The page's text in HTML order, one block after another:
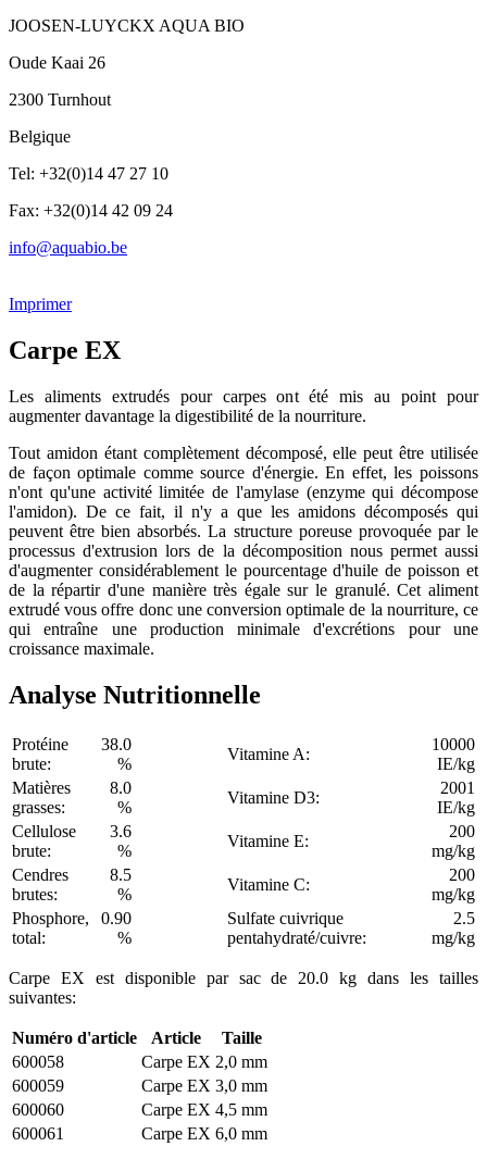
JOOSEN-LUYCKX AQUA BIO
Oude Kaai 26
2300 Turnhout
Belgique
Tel: +32(0)14 47 27 10
Fax: +32(0)14 42 09 24
info@aquabio.be
Imprimer
Carpe EX
Les aliments extrudés pour carpes ont été mis au point pour
augmenter davantage la digestibilité de la nourriture.
Tout amidon étant complètement décomposé, elle peut être utilisée
de façon optimale comme source d'énergie. En effet, les poissons
n'ont qu'une activité limitée de l'amylase (enzyme qui décompose
l'amidon). De ce fait, il n'y a que les amidons décomposés qui
peuvent être bien absorbés. La structure poreuse provoquée par le
processus d'extrusion lors de la décomposition nous permet aussi
d'augmenter considérablement le pourcentage d'huile de poisson et
de la répartir d'une manière très égale sur le granulé. Cet aliment
extrudé vous offre donc une conversion optimale de la nourriture, ce
qui entraîne une production minimale d'excrétions pour une
croissance maximale.
Analyse Nutritionnelle
Protéine
brute:
38.0
%
Vitamine A:
10000
IE/kg
Matières
grasses:
8.0
%
Vitamine D3:
2001
IE/kg
Cellulose
brute:
3.6
%
Vitamine E:
200
mg/kg
Cendres
brutes:
8.5
%
Vitamine C:
200
mg/kg
Phosphore,
total:
0.90
%
Sulfate cuivrique
pentahydraté/cuivre:
2.5
mg/kg
Carpe EX est disponible par sac de 20.0 kg dans les tailles
suivantes:
Numéro d'article Article
Taille
600058
Carpe EX 2,0 mm
600059
Carpe EX 3,0 mm
600060
Carpe EX 4,5 mm
600061
Carpe EX 6,0 mm